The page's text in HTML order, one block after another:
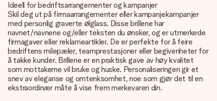
Ideell for bedriftsarrangementer og kampanjer
Skil deg ut på firmaarrangementer eller kampanjekampanjer
med personlig graverte ølglass. Disse brillene har
navnet/navnene og/eller teksten du ønsker, og er utmerkede
firmagaver eller reklameartikler. De er perfekte for å feire
bedriftens milepæler, teamprestasjoner eller begivenheter for
å takke kunder. Brillene er en praktisk gave av høy kvalitet
som mottakerne vil bruke og huske. Personaliseringen gir et
snev av eleganse og omtenksomhet, noe som gjør det til en
ekstraordinær måte å vise frem merkevaren din.